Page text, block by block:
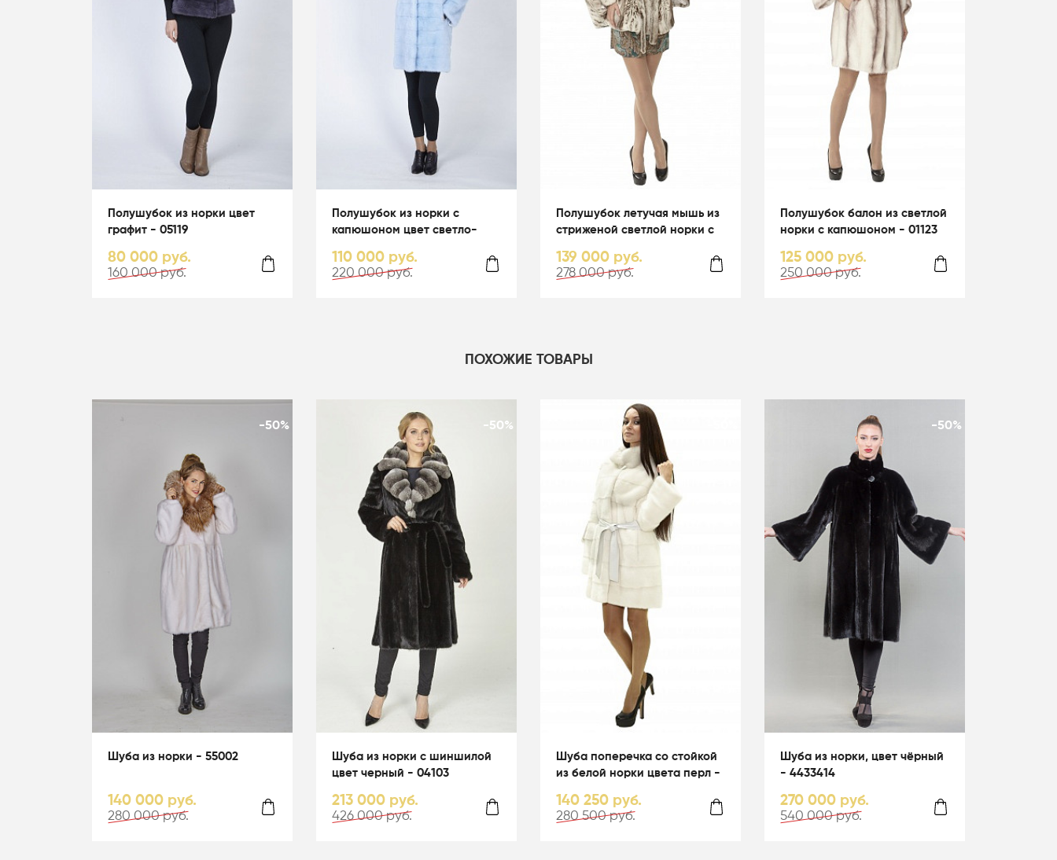
Полушубок из норки цвет
графит - 05119
80 000 руб.
160 000 руб.
Полушубок из норки с
капюшоном цвет светло-
110 000 руб.
220 000 руб.
Полушубок летучая мышь из
стриженой светлой норки с
139 000 руб.
278 000 руб.
Полушубок балон из светлой
норки с капюшоном - 01123
125 000 руб.
250 000 руб.
ПОХОЖИЕ ТОВАРЫ
-50%
Шуба из норки - 55002
140 000 руб.
280 000 руб.
-50%
Шуба из норки с шиншилой
цвет черный - 04103
213 000 руб.
426 000 руб.
Шуба поперечка со стойкой
из белой норки цвета перл -
140 250 руб.
280 500 руб.
-50%
Шуба из норки, цвет чёрный
- 4433414
270 000 руб.
540 000 руб.